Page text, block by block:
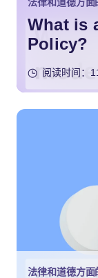
What is
Policy?
阅读时间：
法律和道德方面